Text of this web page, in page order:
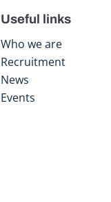
Useful links
Who we are
Recruitment
News
Events